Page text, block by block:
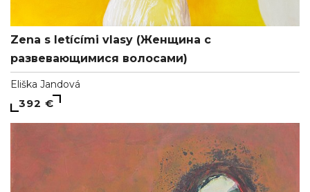
Zena s letícími vlasy (Женщина с
развевающимися волосами)
Eliška Jandová
392 €